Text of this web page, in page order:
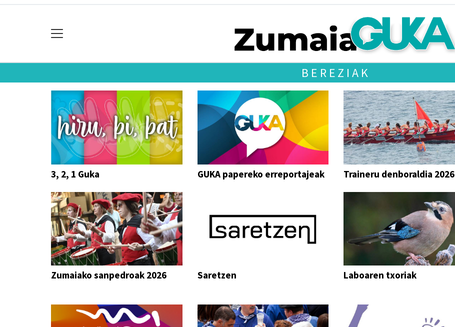
BEREZIAK
3, 2, 1 Guka GUKA papereko erreportajeak Traineru denboraldia 2026
Zumaiako sanpedroak 2026 Saretzen Laboaren txoriak